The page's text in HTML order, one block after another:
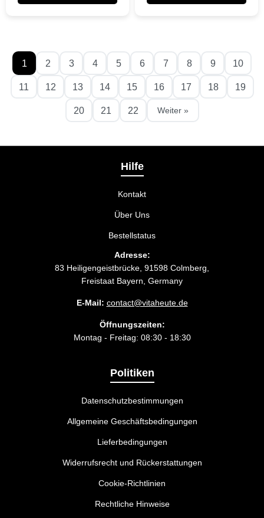
1 2 3 4 5 6 7 8 9 10
11 12 13 14 15 16 17 18 19
20 21 22 Weiter »
Hilfe
Kontakt
Über Uns
Bestellstatus
Adresse:
83 Heiligengeistbrücke, 91598 Colmberg,
Freistaat Bayern, Germany
E-Mail: contact@vitaheute.de
Öffnungszeiten:
Montag - Freitag: 08:30 - 18:30
Politiken
Datenschutzbestimmungen
Allgemeine Geschäftsbedingungen
Lieferbedingungen
Widerrufsrecht und Rückerstattungen
Cookie-Richtlinien
Rechtliche Hinweise